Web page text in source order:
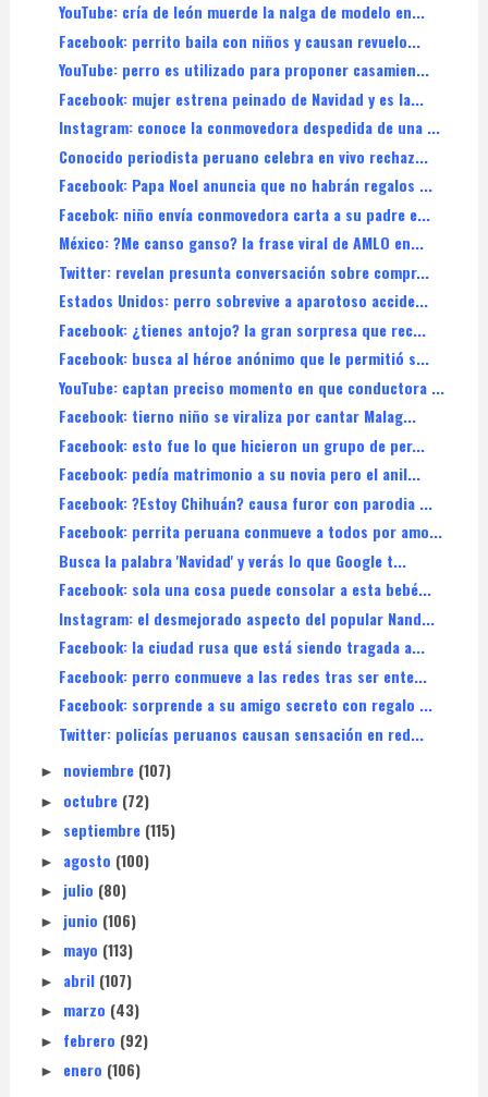
YouTube: cría de león muerde la nalga de modelo en...
Facebook: perrito baila con niños y causan revuelo...
YouTube: perro es utilizado para proponer casamien...
Facebook: mujer estrena peinado de Navidad y es la...
Instagram: conoce la conmovedora despedida de una ...
Conocido periodista peruano celebra en vivo rechaz...
Facebook: Papa Noel anuncia que no habrán regalos ...
Facebok: niño envía conmovedora carta a su padre e...
México: ?Me canso ganso? la frase viral de AMLO en...
Twitter: revelan presunta conversación sobre compr...
Estados Unidos: perro sobrevive a aparotoso accide...
Facebook: ¿tienes antojo? la gran sorpresa que rec...
Facebook: busca al héroe anónimo que le permitió s...
YouTube: captan preciso momento en que conductora ...
Facebook: tierno niño se viraliza por cantar Malag...
Facebook: esto fue lo que hicieron un grupo de per...
Facebook: pedía matrimonio a su novia pero el anil...
Facebook: ?Estoy Chihuán? causa furor con parodia ...
Facebook: perrita peruana conmueve a todos por amo...
Busca la palabra 'Navidad' y verás lo que Google t...
Facebook: sola una cosa puede consolar a esta bebé...
Instagram: el desmejorado aspecto del popular Nand...
Facebook: la ciudad rusa que está siendo tragada a...
Facebook: perro conmueve a las redes tras ser ente...
Facebook: sorprende a su amigo secreto con regalo ...
Twitter: policías peruanos causan sensación en red...
► noviembre (107)
► octubre (72)
► septiembre (115)
► agosto (100)
► julio (80)
► junio (106)
► mayo (113)
► abril (107)
► marzo (43)
► febrero (92)
► enero (106)